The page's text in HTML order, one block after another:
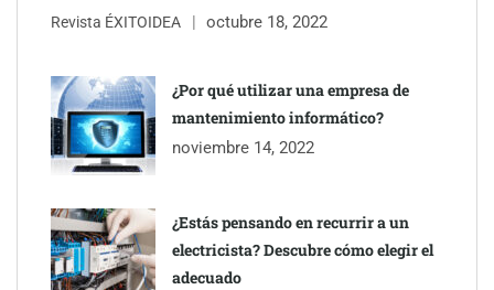
The Factory School explica por qué aprender herramientas de
Martín Mingorance Abogados consolida su posición como
despacho de abogados Málaga de referencia para empresas y
particulares
Revista ÉXITOIDEA octubre 18, 2022
¿Por qué utilizar una empresa de
mantenimiento informático?
noviembre 14, 2022
¿Estás pensando en recurrir a un
electricista? Descubre cómo elegir el
adecuado